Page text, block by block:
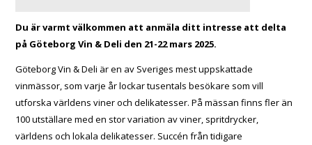
Du är varmt välkommen att anmäla ditt intresse att delta
på Göteborg Vin & Deli den 21-22 mars 2025.
Göteborg Vin & Deli är en av Sveriges mest uppskattade
vinmässor, som varje år lockar tusentals besökare som vill
utforska världens viner och delikatesser. På mässan finns fler än
100 utställare med en stor variation av viner, spritdrycker,
världens och lokala delikatesser. Succén från tidigare